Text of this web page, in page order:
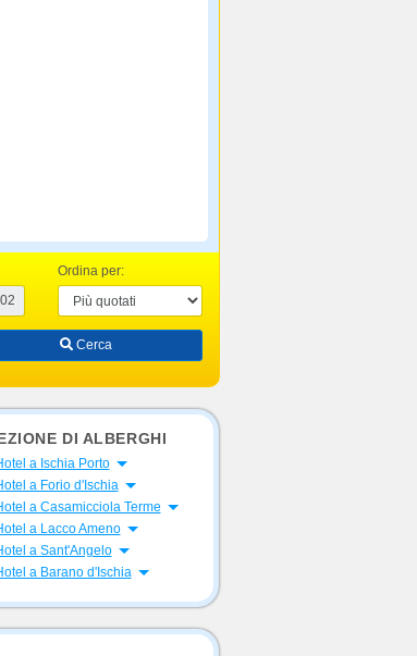
Ordina per:
Cerca
DI ALBERGHI
a Ischia Porto Apri menu
a Forio d'Ischia Apri menu
a Casamicciola Terme Apri menu
a Lacco Ameno Apri menu
a Sant'Angelo Apri menu
a Barano d'Ischia Apri menu